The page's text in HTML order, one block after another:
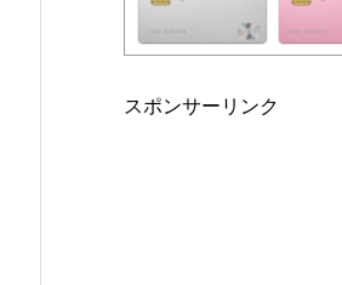
スポンサーリンク